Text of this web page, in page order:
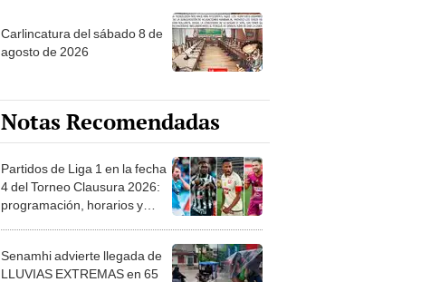
Carlincatura del sábado 8 de
agosto de 2026
Notas Recomendadas
Partidos de Liga 1 en la fecha
4 del Torneo Clausura 2026:
programación, horarios y
Senamhi advierte llegada de
LLUVIAS EXTREMAS en 65